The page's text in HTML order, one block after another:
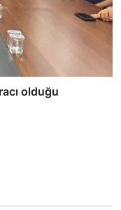
olduğu